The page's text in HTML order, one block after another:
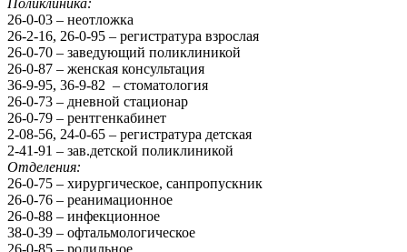
Поликлиника:
26-0-03 – неотложка
26-2-16, 26-0-95 – регистратура взрослая
26-0-70 – заведующий поликлиникой
26-0-87 – женская консультация
36-9-95, 36-9-82 – стоматология
26-0-73 – дневной стационар
26-0-79 – рентгенкабинет
2-08-56, 24-0-65 – регистратура детская
2-41-91 – зав.детской поликлиникой
Отделения:
26-0-75 – хирургическое, санпропускник
26-0-76 – реанимационное
26-0-88 – инфекционное
38-0-39 – офтальмологическое